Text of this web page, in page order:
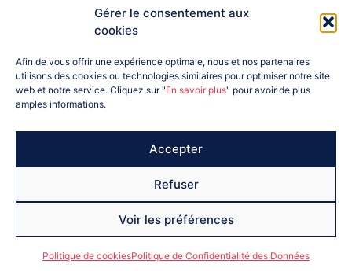
Gérer le consentement aux
cookies
Afin de vous offrir une expérience optimale, nous et nos partenaires
utilisons des cookies ou technologies similaires pour optimiser notre site
web et notre service. Cliquez sur "En savoir plus" pour avoir de plus
amples informations.
Accepter
Refuser
Voir les préférences
Politique de cookiesPolitique de Confidentialité des Données
ADRESSE : 12 BIS RUE DU PRÉSIDENT DESPATYS, 77007 MELUN
TÉL : 01 60 56 04 57
EMAIL : SEINEETMARNE@FRANCEOLYMPIQUE.COM
copyright 2026 CDOS 77Mentions légales
Politique de cookies (UE)